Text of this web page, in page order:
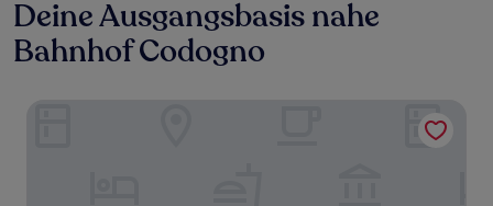
Deine Ausgangsbasis nahe
Bahnhof Codogno